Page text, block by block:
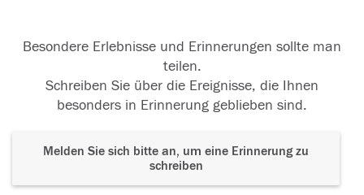
Besondere Erlebnisse und Erinnerungen sollte man
teilen.
Schreiben Sie über die Ereignisse, die Ihnen
besonders in Erinnerung geblieben sind.
Melden Sie sich bitte an, um eine Erinnerung zu
schreiben